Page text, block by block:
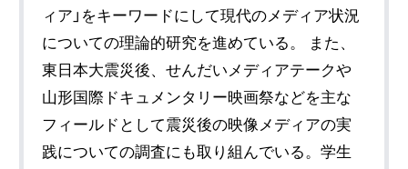
ィア」をキーワードにして現代のメディア状況
についての理論的研究を進めている。 また、
東日本大震災後、せんだいメディアテークや
山形国際ドキュメンタリー映画祭などを主な
フィールドとして震災後の映像メディアの実
践についての調査にも取り組んでいる。学生